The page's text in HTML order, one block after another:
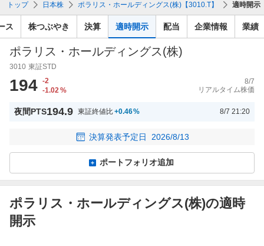
検
索
トップ 日本株 ポラリス・ホールディングス(株)【3010.T】 適時開示
ス 株つぶやき 決算 適時開示 配当 企業情報 業績
ポラリス・ホールディングス(株)
3010 東証STD
194 -2
-1.02 %
8/7
リアルタイム株価
夜間PTS194.9 東証終値比+0.46% 8/7 21:20
決算発表予定日 2026/8/13
ポートフォリオ追加
ポラリス・ホールディングス(株)の適時
開示